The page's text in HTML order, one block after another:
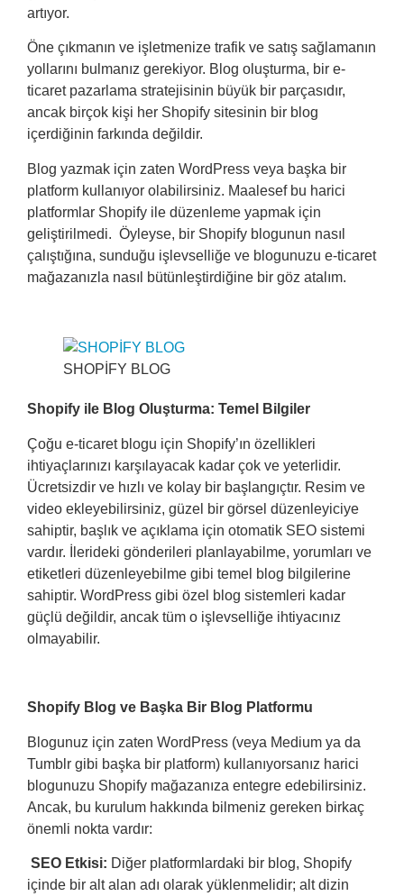
artıyor.
Öne çıkmanın ve işletmenize trafik ve satış sağlamanın
yollarını bulmanız gerekiyor. Blog oluşturma, bir e-
ticaret pazarlama stratejisinin büyük bir parçasıdır,
ancak birçok kişi her Shopify sitesinin bir blog
içerdiğinin farkında değildir.
Blog yazmak için zaten WordPress veya başka bir
platform kullanıyor olabilirsiniz. Maalesef bu harici
platformlar Shopify ile düzenleme yapmak için
geliştirilmedi. Öyleyse, bir Shopify blogunun nasıl
çalıştığına, sunduğu işlevselliğe ve blogunuzu e-ticaret
mağazanızla nasıl bütünleştirdiğine bir göz atalım.
SHOPİFY BLOG
Shopify ile Blog Oluşturma: Temel Bilgiler
Çoğu e-ticaret blogu için Shopify’ın özellikleri
ihtiyaçlarınızı karşılayacak kadar çok ve yeterlidir.
Ücretsizdir ve hızlı ve kolay bir başlangıçtır. Resim ve
video ekleyebilirsiniz, güzel bir görsel düzenleyiciye
sahiptir, başlık ve açıklama için otomatik SEO sistemi
vardır. İlerideki gönderileri planlayabilme, yorumları ve
etiketleri düzenleyebilme gibi temel blog bilgilerine
sahiptir. WordPress gibi özel blog sistemleri kadar
güçlü değildir, ancak tüm o işlevselliğe ihtiyacınız
olmayabilir.
Shopify Blog ve Başka Bir Blog Platformu
Blogunuz için zaten WordPress (veya Medium ya da
Tumblr gibi başka bir platform) kullanıyorsanız harici
blogunuzu Shopify mağazanıza entegre edebilirsiniz.
Ancak, bu kurulum hakkında bilmeniz gereken birkaç
önemli nokta vardır:
SEO Etkisi: Diğer platformlardaki bir blog, Shopify
içinde bir alt alan adı olarak yüklenmelidir; alt dizin